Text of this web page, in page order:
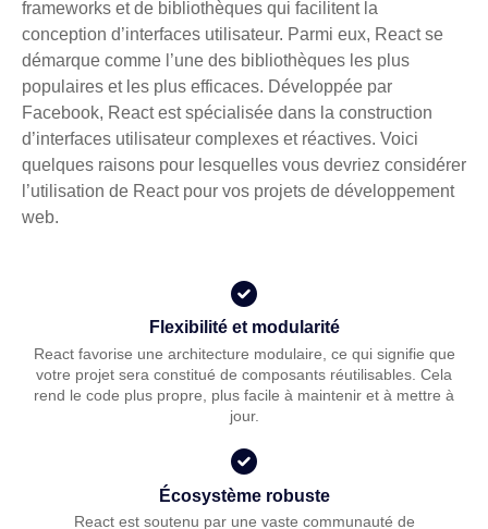
frameworks et de bibliothèques qui facilitent la
conception d’interfaces utilisateur. Parmi eux, React se
démarque comme l’une des bibliothèques les plus
populaires et les plus efficaces. Développée par
Facebook, React est spécialisée dans la construction
d’interfaces utilisateur complexes et réactives. Voici
quelques raisons pour lesquelles vous devriez considérer
l’utilisation de React pour vos projets de développement
web.
Flexibilité et modularité
React favorise une architecture modulaire, ce qui signifie que
votre projet sera constitué de composants réutilisables. Cela
rend le code plus propre, plus facile à maintenir et à mettre à
jour.
Écosystème robuste
React est soutenu par une vaste communauté de